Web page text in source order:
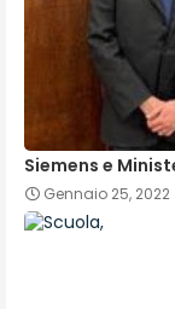
Siemens e
Gennaio 25, 2022